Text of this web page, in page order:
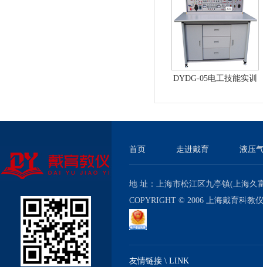
DYDG-05电工技能实训
首页 走进戴育 液压
地 址：上海市松江区九亭镇(上海
COPYRIGHT © 2006 上海戴育科
友情链接 \ LINK